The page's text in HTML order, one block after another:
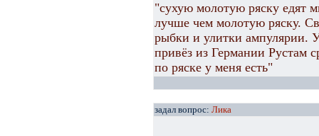
"сухую молотую ряску едят
лучше чем молотую ряску.
рыбки и улитки ампулярии.
привёз из Германии Рустам
по ряске у меня есть"
задал вопрос: Лика